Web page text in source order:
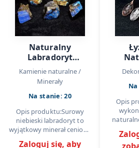
Naturalny
Labradoryt
Niebieski – Surowe
Kamienie
Kamienie naturalne /
Minerały
Na stanie: 20
Opis produktu:Surowy
niebieski labradoryt to
wyjątkowy minerał ceniony
Zaloguj się, aby
Opis
dodatek